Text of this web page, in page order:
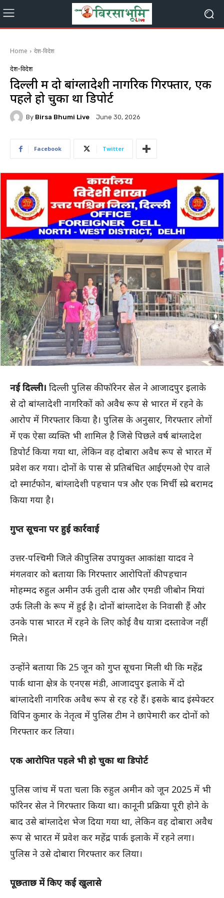
Home देश-विदेश
देश-विदेश
दिल्ली में दो बांग्लादेशी नागरिक गिरफ्तार, एक
पहले हो चुका था डिपोर्ट
By Birsa Bhumi Live June 30, 2026
Facebook Twitter
नई दिल्ली। दिल्ली पुलिस की फॉरेनर सेल ने आजादपुर इलाके
से दो बांग्लादेशी नागरिकों को अवैध रूप से भारत में रहने के
आरोप में गिरफ्तार किया है। पुलिस के अनुसार, गिरफ्तार लोगों
में एक ऐसा व्यक्ति भी शामिल है जिसे पिछले वर्ष बांग्लादेश
डिपोर्ट किया गया था, लेकिन वह दोबारा अवैध रूप से भारत में
प्रवेश कर गया। दोनों के पास से प्रतिबंधित आईएमओ ऐप वाले
दो स्मार्टफोन, बांग्लादेशी पहचान पत्र और एक मिर्ची स्प्रे बरामद
किया गया है।
गुप्त सूचना पर हुई कार्रवाई
उत्तर-पश्चिमी जिले की पुलिस उपायुक्त आकांक्षा यादव ने
मंगलवार को बताया कि गिरफ्तार आरोपितों की पहचान
मोहम्मद रुहुल अमीन उर्फ तुली दास और एमडी जीबोन मियां
उर्फ लिली के रूप में हुई है। दोनों बांग्लादेश के निवासी हैं और
उनके पास भारत में रहने के लिए कोई वैध यात्रा दस्तावेज नहीं
मिले।
उन्होंने बताया कि 25 जून को गुप्त सूचना मिली थी कि महेंद्र
पार्क थाना क्षेत्र के एनएस मंडी, आजादपुर इलाके में दो
बांग्लादेशी नागरिक अवैध रूप से रह रहे हैं। इसके बाद इंस्पेक्टर
विपिन कुमार के नेतृत्व में पुलिस टीम ने छापेमारी कर दोनों को
गिरफ्तार कर लिया।
एक आरोपित पहले भी हो चुका था डिपोर्ट
पुलिस जांच में पता चला कि रुहुल अमीन को जून 2025 में भी
फॉरेनर सेल ने गिरफ्तार किया था। कानूनी प्रक्रिया पूरी होने के
बाद उसे बांग्लादेश भेज दिया गया था, लेकिन वह दोबारा अवैध
रूप से भारत में प्रवेश कर महेंद्र पार्क इलाके में रहने लगा।
पुलिस ने उसे दोबारा गिरफ्तार कर लिया।
पूछताछ में किए कई खुलासे